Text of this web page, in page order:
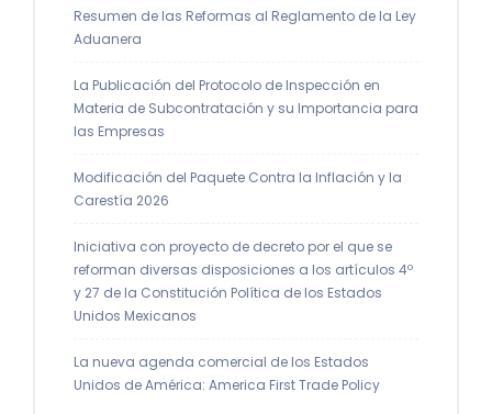
Resumen de las Reformas al Reglamento de la Ley
Aduanera
La Publicación del Protocolo de Inspección en
Materia de Subcontratación y su Importancia para
las Empresas
Modificación del Paquete Contra la Inflación y la
Carestía 2026
Iniciativa con proyecto de decreto por el que se
reforman diversas disposiciones a los artículos 4º
y 27 de la Constitución Política de los Estados
Unidos Mexicanos
La nueva agenda comercial de los Estados
Unidos de América: America First Trade Policy